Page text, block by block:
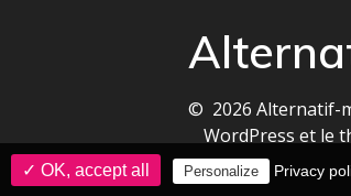
© 2026 Alternatif-
WordPress et le
✓ OK, accept all Personalize Privacy